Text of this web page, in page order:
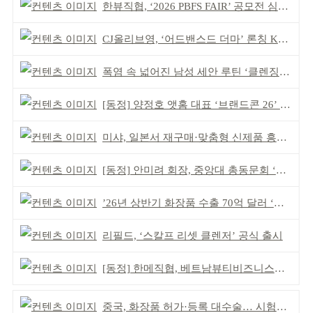
한뷰직협, ‘2026 PBFS FAIR’ 공모전 심사 성료
CJ올리브영, ‘어드밴스드 더마’ 론칭 K더마 육성 박차
폭염 속 넓어진 남성 세안 루틴 ‘클렌징’ 거래액 급증
[동정] 양정호 앳홈 대표 ‘브랜드콘 26’ 강연
미샤, 일본서 재구매·맞춤형 신제품 흥행 ‘쌍끌이’
[동정] 안미려 회장, 중앙대 총동문회 ‘명예회원’ 추대
’26년 상반기 화장품 수출 70억 달러 ‘역대 최고’
리필드, ‘스칼프 리셋 클렌저’ 공식 출시
[동정] 한메직협, 베트남뷰티비즈니스협회와 MOU
중국, 화장품 허가·등록 대수술… 시험자료 공용 허용